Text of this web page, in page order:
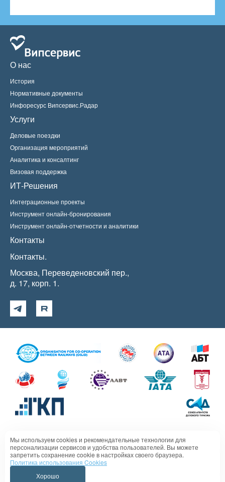
О нас
История
Нормативные документы
Инфоресурс Випсервис.Радар
Услуги
Деловые поездки
Организация мероприятий
Аналитика и консалтинг
Визовая поддержка
ИТ-Решения
Интеграционные проекты
Инструмент онлайн-бронирования
Инструмент онлайн-отчетности и аналитики
Контакты
Контакты.
Москва, Переведеновский пер.,
д. 17, корп. 1.
Политика в отношении обработки персональных данных
Мы используем cookies и рекомендательные технологии для
персонализации сервисов и удобства пользователей. Вы можете
запретить сохранение cookie в настройках своего браузера.
Политика использования Cookies
Хорошо